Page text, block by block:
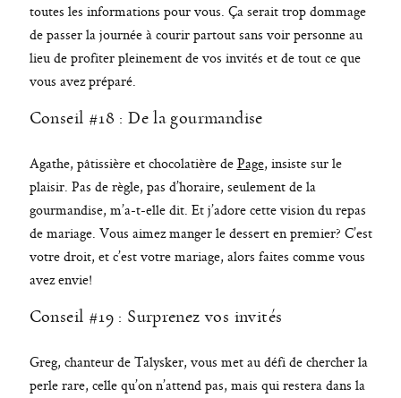
toutes les informations pour vous. Ça serait trop dommage
de passer la journée à courir partout sans voir personne au
lieu de profiter pleinement de vos invités et de tout ce que
vous avez préparé.
Conseil #18 : De la gourmandise
Agathe, pâtissière et chocolatière dePage, insiste sur le
plaisir. Pas de règle, pas d’horaire, seulement de la
gourmandise, m’a-t-elle dit. Et j’adore cette vision du repas
de mariage. Vous aimez manger le dessert en premier? C’est
votre droit, et c’est votre mariage, alors faites comme vous
avez envie!
Conseil #19 : Surprenez vos invités
Greg, chanteur de Talysker, vous met au défi de chercher la
perle rare, celle qu’on n’attend pas, mais qui restera dans la